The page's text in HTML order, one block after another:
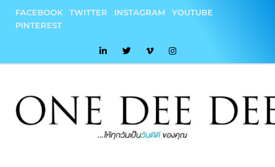
content
FACEBOOK TWITTER INSTAGRAM
YOUTUBE
PINTEREST